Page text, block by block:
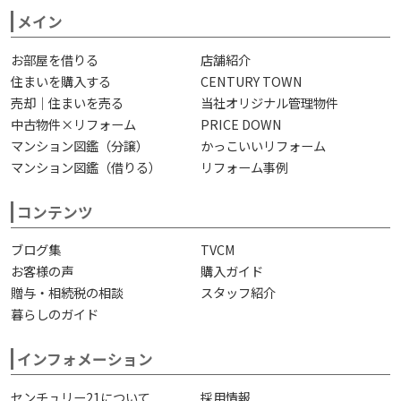
メイン
お部屋を借りる
店舗紹介
住まいを購入する
CENTURY TOWN
売却｜住まいを売る
当社オリジナル管理物件
中古物件×リフォーム
PRICE DOWN
マンション図鑑（分譲）
かっこいいリフォーム
マンション図鑑（借りる）
リフォーム事例
コンテンツ
ブログ集
TVCM
お客様の声
購入ガイド
贈与・相続税の相談
スタッフ紹介
暮らしのガイド
インフォメーション
センチュリー21について 採用情報